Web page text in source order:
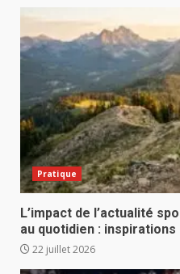
Pratique
L’impact de l’actualité
au quotidien : inspirations
22 juillet 2026